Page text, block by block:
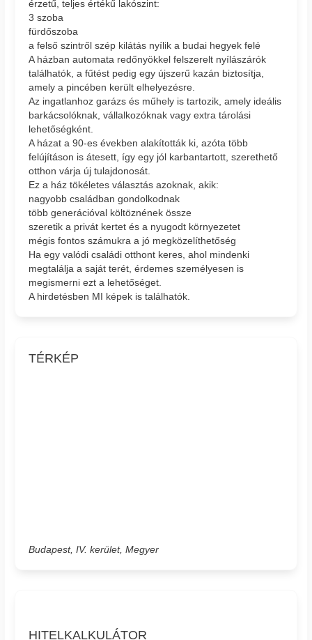
érzetű, teljes értékű lakószint:
3 szoba
fürdőszoba
a felső szintről szép kilátás nyílik a budai hegyek felé
A házban automata redőnyökkel felszerelt nyílászárók
találhatók, a fűtést pedig egy újszerű kazán biztosítja,
amely a pincében került elhelyezésre.
Az ingatlanhoz garázs és műhely is tartozik, amely ideális
barkácsolóknak, vállalkozóknak vagy extra tárolási
lehetőségként.
A házat a 90-es években alakították ki, azóta több
felújításon is átesett, így egy jól karbantartott, szerethető
otthon várja új tulajdonosát.
Ez a ház tökéletes választás azoknak, akik:
nagyobb családban gondolkodnak
több generációval költöznének össze
szeretik a privát kertet és a nyugodt környezetet
mégis fontos számukra a jó megközelíthetőség
Ha egy valódi családi otthont keres, ahol mindenki
megtalálja a saját terét, érdemes személyesen is
megismerni ezt a lehetőséget.
A hirdetésben MI képek is találhatók.
TÉRKÉP
Budapest, IV. kerület, Megyer
HITELKALKULÁTOR